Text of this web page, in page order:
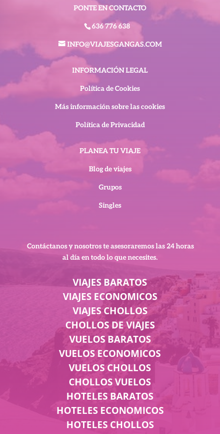
PONTE EN CONTACTO
636 776 638
INFO@VIAJESGANGAS.COM
INFORMACIÓN LEGAL
Política de Cookies
Más información sobre las cookies
Política de Privacidad
PLANEA TU VIAJE
Blog de viajes
Grupos
Singles
Contáctanos y nosotros te asesoraremoslas 24 horas
al día en todo lo que necesites.
VIAJES BARATOS
VIAJES ECONOMICOS
VIAJES CHOLLOS
CHOLLOS DE VIAJES
VUELOS BARATOS
VUELOS ECONOMICOS
VUELOS CHOLLOS
CHOLLOS VUELOS
HOTELES BARATOS
HOTELES ECONOMICOS
HOTELES CHOLLOS